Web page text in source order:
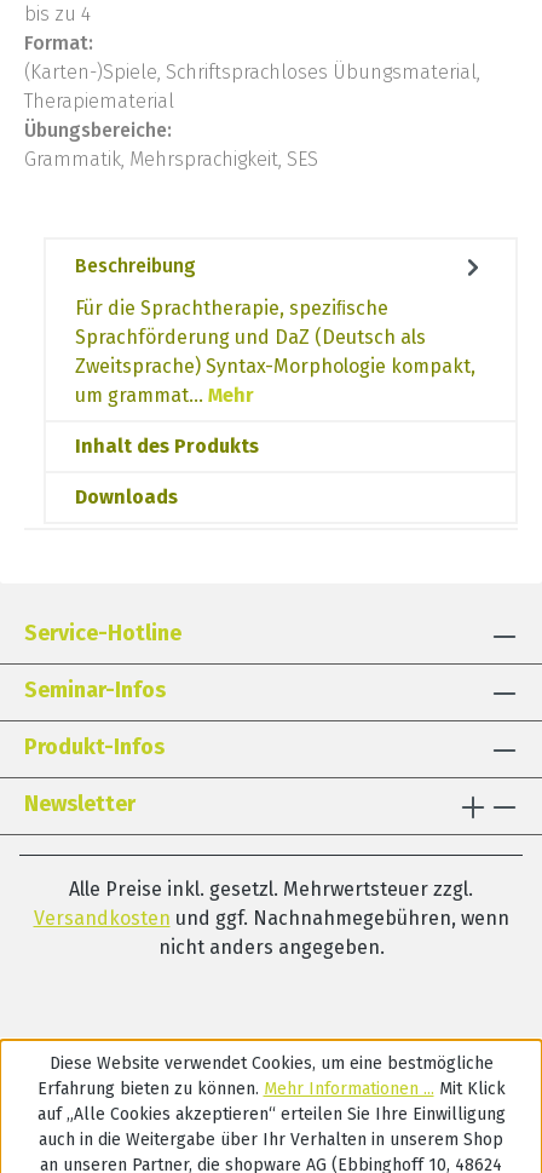
bis zu 4
Format:
(Karten-)Spiele, Schriftsprachloses Übungsmaterial,
Therapiematerial
Übungsbereiche:
Grammatik, Mehrsprachigkeit, SES
Beschreibung
Für die Sprachtherapie, speziﬁsche
Sprachförderung und DaZ (Deutsch als
Zweitsprache) Syntax-Morphologie kompakt,
um grammat… Mehr
Inhalt des Produkts
Downloads
Service-Hotline
Seminar-Infos
Produkt-Infos
Newsletter
Alle Preise inkl. gesetzl. Mehrwertsteuer zzgl.
Versandkosten und ggf. Nachnahmegebühren, wenn
nicht anders angegeben.
Diese Website verwendet Cookies, um eine bestmögliche
Erfahrung bieten zu können. Mehr Informationen ... Mit Klick
auf „Alle Cookies akzeptieren“ erteilen Sie Ihre Einwilligung
auch in die Weitergabe über Ihr Verhalten in unserem Shop
an unseren Partner, die shopware AG (Ebbinghoff 10, 48624